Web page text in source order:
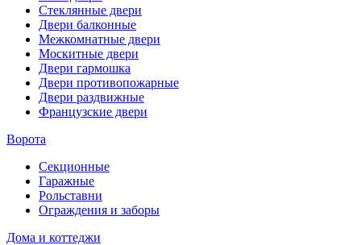
Стеклянные двери
Двери балконные
Межкомнатные двери
Москитные двери
Двери гармошка
Двери противопожарные
Двери раздвижные
Французские двери
Ворота
Секционные
Гаражные
Рольставни
Ограждения и заборы
Дома и коттеджи